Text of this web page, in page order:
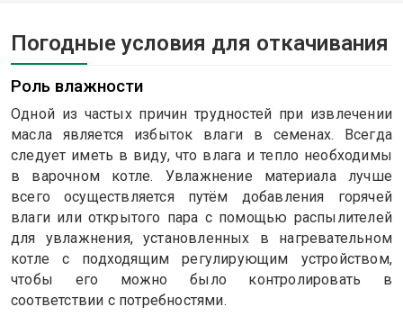
Погодные условия для откачивания
Роль влажности
Одной из частых причин трудностей при извлечении
масла является избыток влаги в семенах. Всегда
следует иметь в виду, что влага и тепло необходимы
в варочном котле. Увлажнение материала лучше
всего осуществляется путём добавления горячей
влаги или открытого пара с помощью распылителей
для увлажнения, установленных в нагревательном
котле с подходящим регулирующим устройством,
чтобы его можно было контролировать в
соответствии с потребностями.